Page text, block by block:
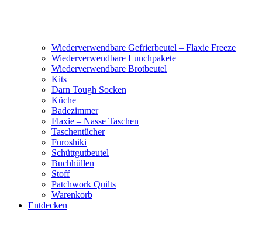
Wiederverwendbare Gefrierbeutel – Flaxie Freeze
Wiederverwendbare Lunchpakete
Wiederverwendbare Brotbeutel
Kits
Darn Tough Socken
Küche
Badezimmer
Flaxie – Nasse Taschen
Taschentücher
Furoshiki
Schüttgutbeutel
Buchhüllen
Stoff
Patchwork Quilts
Warenkorb
Entdecken